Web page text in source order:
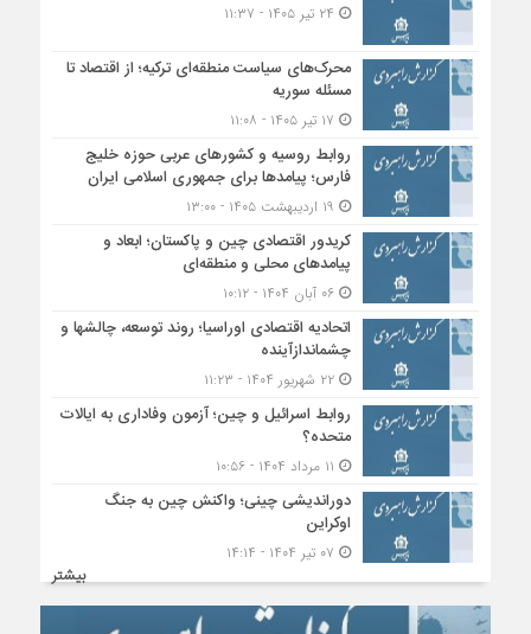
محرک‌های سیاست منطقه‌‎ای ترکیه؛ از اقتصاد تا
مسئله سوریه
روابط روسیه و کشورهای عربی حوزه خلیج
فارس؛ پیامدها برای جمهوری اسلامی ایران
کریدور اقتصادی چین و پاکستان؛ ابعاد و
پیامدهای محلی و منطقه‌ای
۰۶ آبان ۱۴۰۴ - ۱۰:۱۲
اتحادیه اقتصادی اوراسیا؛ روند توسعه، چالشها و
چشماندازآینده
۲۲ شهریور ۱۴۰۴ - ۱۱:۲۳
روابط اسرائیل و چین؛ آزمون وفاداری به ایالات
متحده؟
دوراندیشی چینی؛ واکنش چین به جنگ
اوکراین
بیشتر